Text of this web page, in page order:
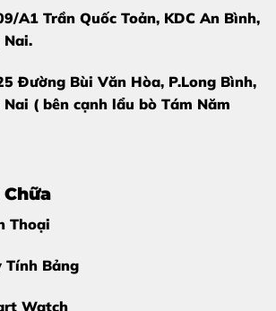
A1 Trần Quốc Toản, KDC An Bình,
Đường Bùi Văn Hòa, P.Long Bình,
( bên cạnh lẩu bò Tám Năm
Thoại
Tính Bảng
Watch